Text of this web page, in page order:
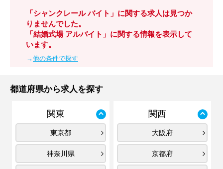
「シャンクレール バイト」に関する求人は見つか
りませんでした。
「結婚式場 アルバイト」に関する情報を表示して
います。
→他の条件で探す
都道府県から求人を探す
関東
東京都
神奈川県
関西
大阪府
京都府